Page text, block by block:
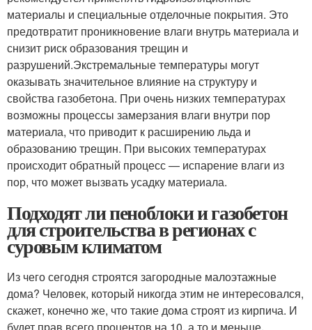
материалы и специальные отделочные покрытия. Это
предотвратит проникновение влаги внутрь материала и
снизит риск образования трещин и
разрушений.Экстремальные температуры могут
оказывать значительное влияние на структуру и
свойства газобетона. При очень низких температурах
возможны процессы замерзания влаги внутри пор
материала, что приводит к расширению льда и
образованию трещин. При высоких температурах
происходит обратный процесс — испарение влаги из
пор, что может вызвать усадку материала.
Подходят ли пеноблоки и газобетон
для строительства в регионах с
суровым климатом
Из чего сегодня строятся загородные малоэтажные
дома? Человек, который никогда этим не интересовался,
скажет, конечно же, что такие дома строят из кирпича. И